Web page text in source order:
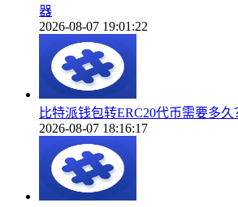
器
2026-08-07 19:01:22
比特派钱包转ERC20代币需要多
2026-08-07 18:16:17